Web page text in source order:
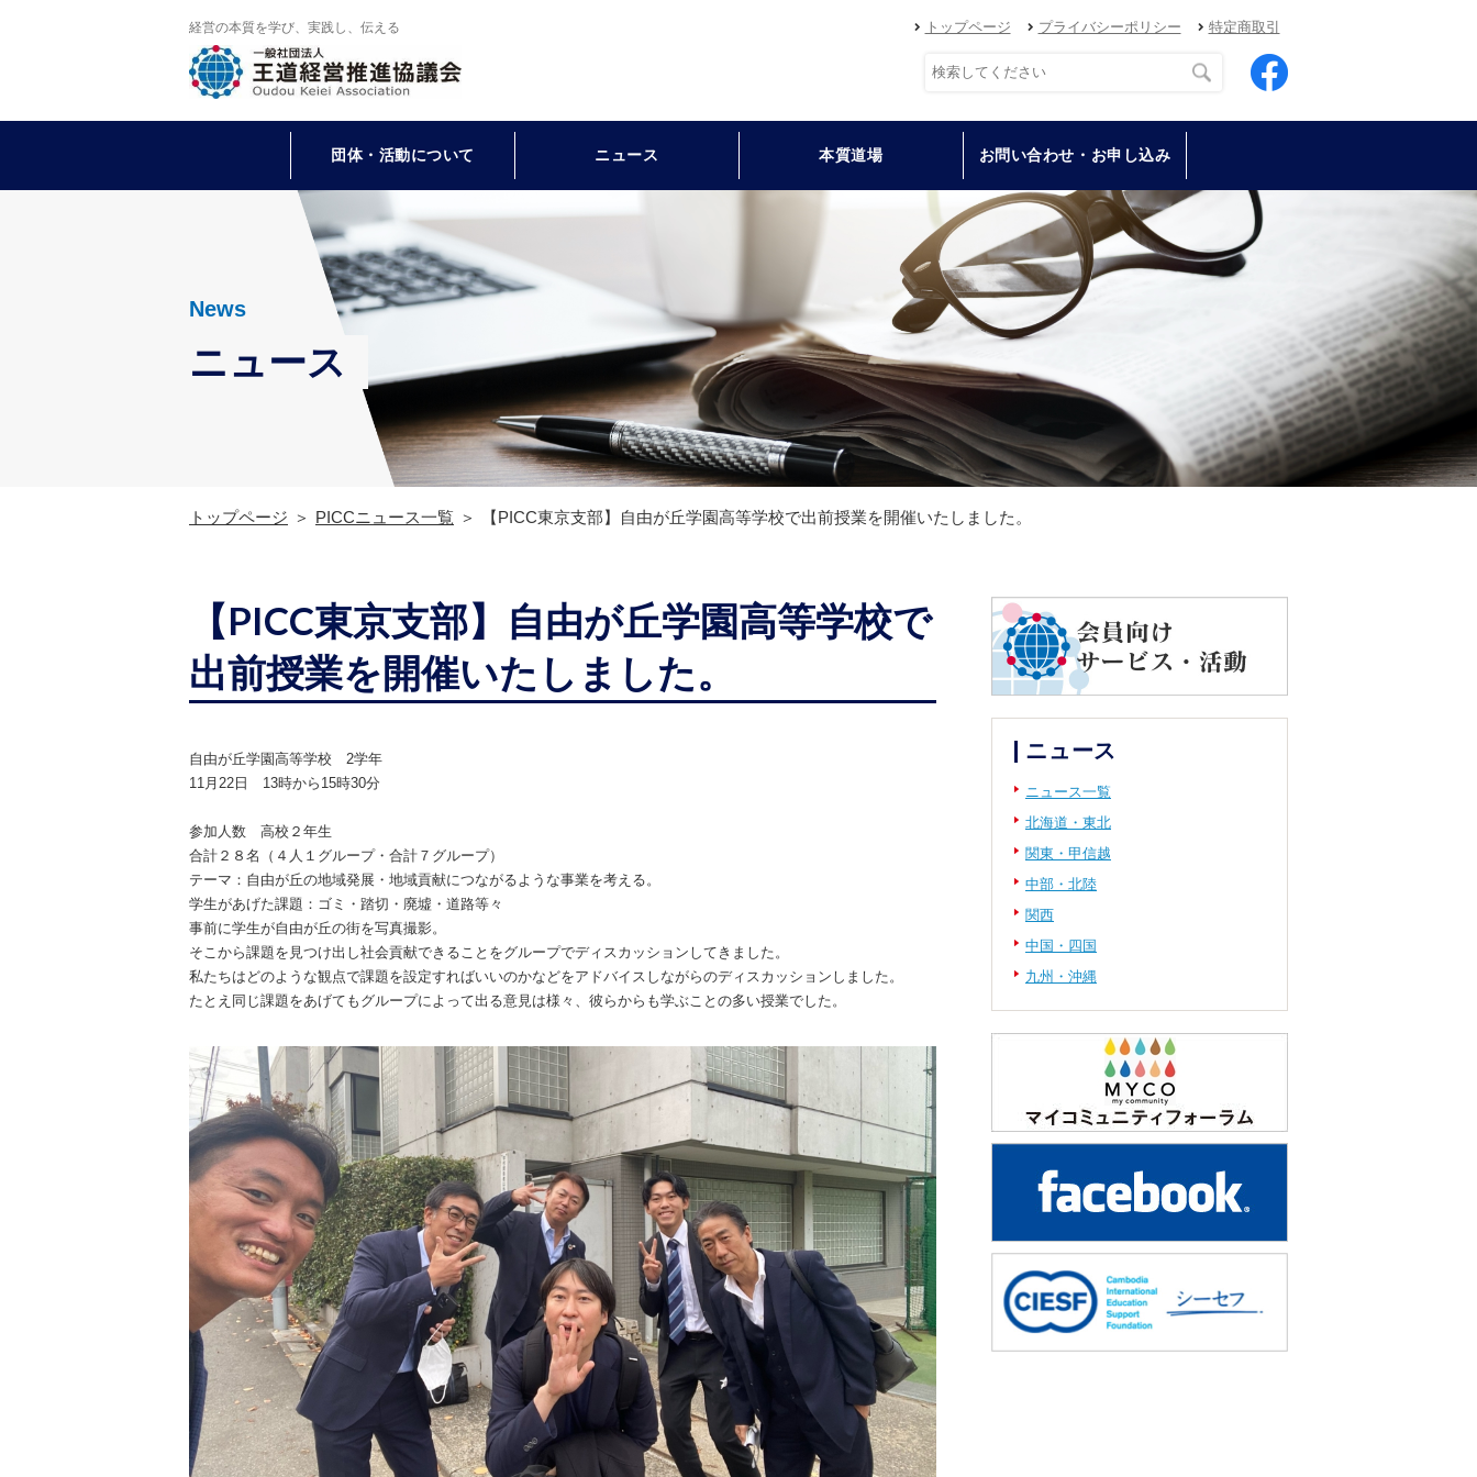
経営の本質を学び、実践し、伝える トップページ プライバシーポリシー 特定商取引
団体・活動について ニュース 本質道場 お問い合わせ・お申し込み
News
ニュース
トップページ PICCニュース一覧 【PICC東京支部】自由が丘学園高等学校で出前授業を開催いたしました。
【PICC東京支部】自由が丘学園高等学校で
出前授業を開催いたしました。
自由が丘学園高等学校 2学年
11月22日 13時から15時30分
参加人数 高校２年生
合計２８名（４人１グループ・合計７グループ）
テーマ：自由が丘の地域発展・地域貢献につながるような事業を考える。
学生があげた課題：ゴミ・踏切・廃墟・道路等々
事前に学生が自由が丘の街を写真撮影。
そこから課題を見つけ出し社会貢献できることをグループでディスカッションしてきました。
私たちはどのような観点で課題を設定すればいいのかなどをアドバイスしながらのディスカッションしました。
たとえ同じ課題をあげてもグループによって出る意見は様々、彼らからも学ぶことの多い授業でした。
ニュース
ニュース一覧
北海道・東北
関東・甲信越
中部・北陸
関西
中国・四国
九州・沖縄